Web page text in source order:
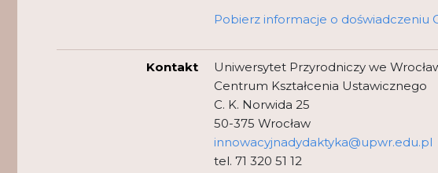
Pobierz informacje o doświadczeniu
Kontakt
Uniwersytet Przyrodniczy we
Centrum Kształcenia Ustawicznego
C. K. Norwida 25
50-375 Wrocław
innowacyjnadydaktyka@upwr.edu.pl
tel. 71 320 51 12